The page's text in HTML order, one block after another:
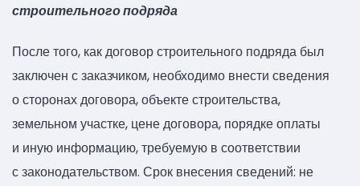
строительного подряда
После того, как договор строительного подряда был
заключен с заказчиком, необходимо внести сведения
о сторонах договора, объекте строительства,
земельном участке, цене договора, порядке оплаты
и иную информацию, требуемую в соответствии
с законодательством. Срок внесения сведений: не